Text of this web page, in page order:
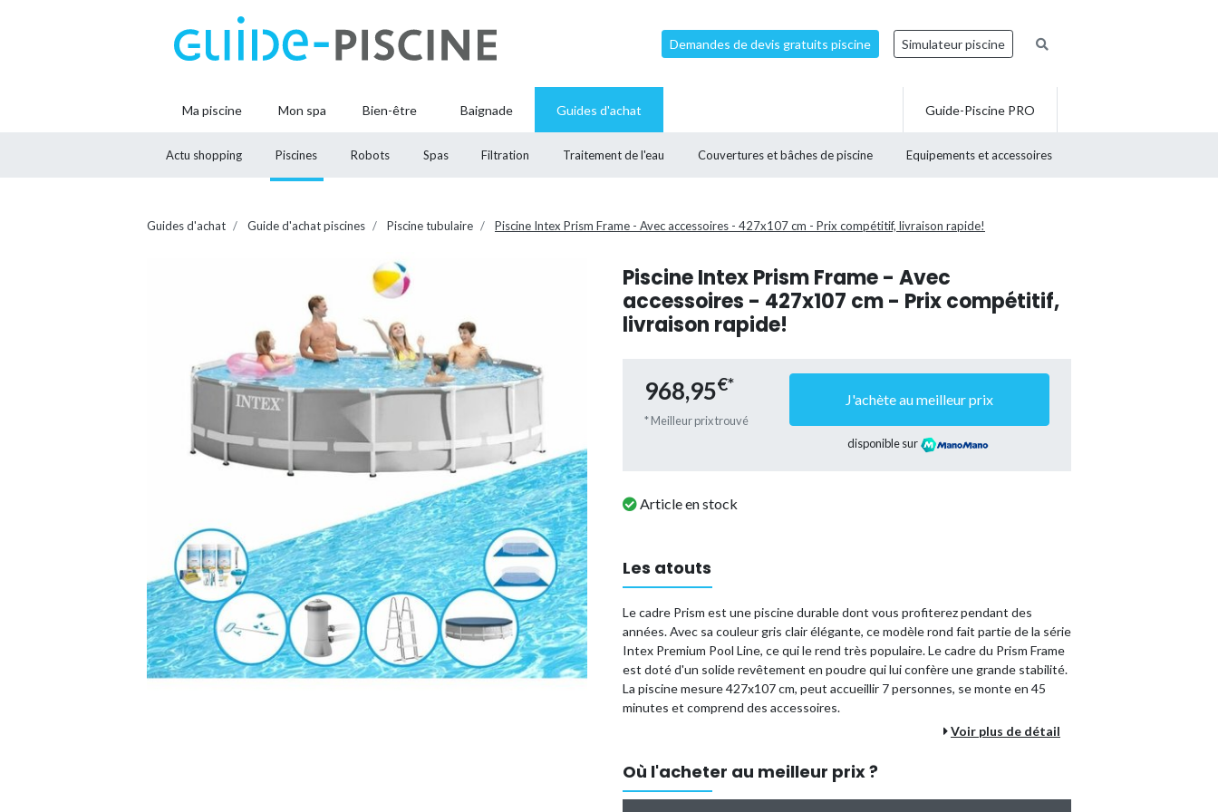
Demandes de devis gratuits piscine Simulateur piscine
Ma piscine Mon spa Bien-être Baignade Guides d'achat
Actu shopping Piscines Robots Spas Filtration Traitement de l'eau Couvertures et bâches de piscine Equipements et accessoires
Guide-Piscine PRO
Guides d'achat Guide d'achat piscines Piscine tubulaire Piscine Intex Prism Frame - Avec accessoires - 427x107 cm - Prix compétitif, livraison rapide!
Piscine Intex Prism Frame - Avec
accessoires - 427x107 cm - Prix compétitif,
livraison rapide!
968,95€*
* Meilleur prix trouvé
J'achète au meilleur prix
disponible sur
Article en stock
Les atouts
Le cadre Prism est une piscine durable dont vous profiterez pendant des
années. Avec sa couleur gris clair élégante, ce modèle rond fait partie de la série
Intex Premium Pool Line, ce qui le rend très populaire. Le cadre du Prism Frame
est doté d'un solide revêtement en poudre qui lui confère une grande stabilité.
La piscine mesure 427x107 cm, peut accueillir 7 personnes, se monte en 45
minutes et comprend des accessoires.
Cette pompe de filtration pour piscine vous permet
piscines d'une capacité de 7 000 à 13 500 litres et filtre 3 407 litres d'eau par
heure. La pompe du filtre maintient l'eau de la piscine en mouvement, de sorte
Voir plus de détail
Où l'acheter au meilleur prix ?